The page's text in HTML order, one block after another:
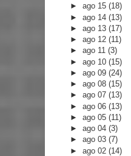
►ago 15(18)
►ago 14(13)
►ago 13(17)
►ago 12(11)
►ago 11(3)
►ago 10(15)
►ago 09(24)
►ago 08(15)
►ago 07(13)
►ago 06(13)
►ago 05(11)
►ago 04(3)
►ago 03(7)
►ago 02(14)